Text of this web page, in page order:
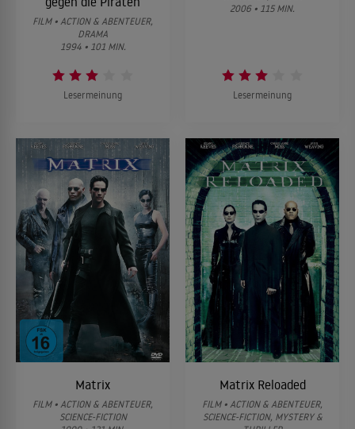
FILM • ACTION & ABENTEUER,
DRAMA
1994 • 101 MIN.
Lesermeinung
2006 • 115 MIN.
Lesermeinung
Matrix
FILM • ACTION & ABENTEUER,
SCIENCE-FICTION
Matrix Reloaded
FILM • ACTION & ABENTEUER,
SCIENCE-FICTION, MYSTERY &